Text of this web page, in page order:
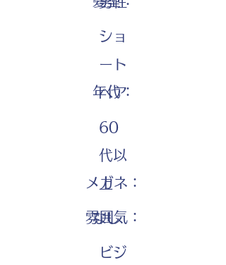
ショ
ート
ヘア
年代：
60
代以
上
メガネ：
なし
雰囲気：
ビジ